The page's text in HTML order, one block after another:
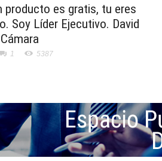
producto es gratis, tu eres
Soy Líder Ejecutivo. David
1 5387